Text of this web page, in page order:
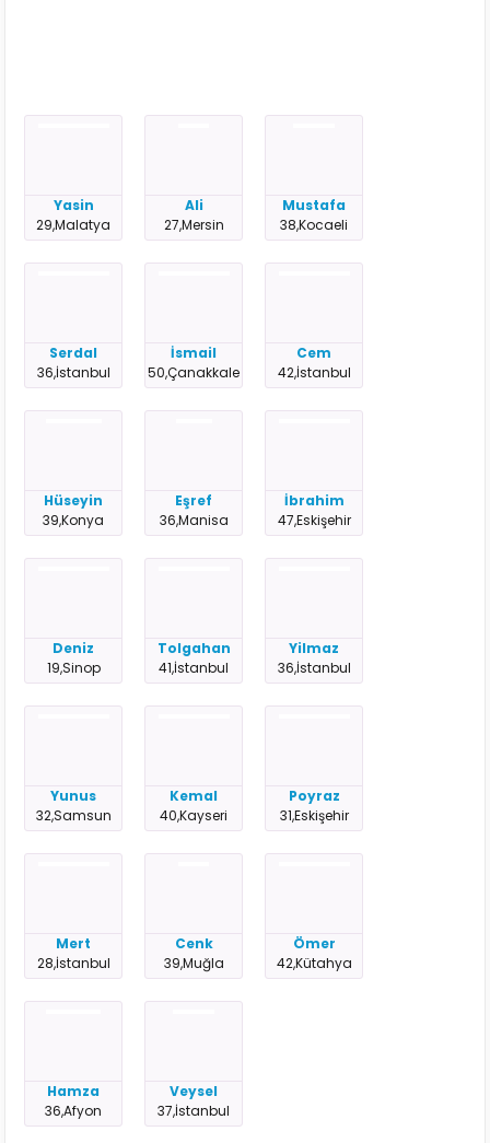
Yasin
29,Malatya
Ali
27,Mersin
Mustafa
38,Kocaeli
Serdal
36,İstanbul
İsmail
50,Çanakkale
Cem
42,İstanbul
Hüseyin
39,Konya
Eşref
36,Manisa
İbrahim
47,Eskişehir
Deniz
19,Sinop
Tolgahan
41,İstanbul
Yilmaz
36,İstanbul
Yunus
32,Samsun
Kemal
40,Kayseri
Poyraz
31,Eskişehir
Mert
28,İstanbul
Cenk
39,Muğla
Ömer
42,Kütahya
Hamza
36,Afyon
Veysel
37,İstanbul